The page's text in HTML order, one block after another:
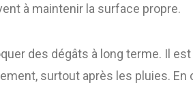
à maintenir la surface propre.
des dégâts à long terme. Il
surtout après les pluies. En